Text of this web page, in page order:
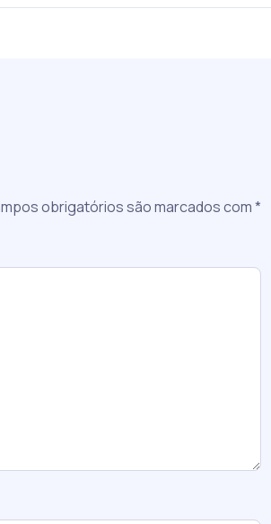
obrigatórios são marcados com*